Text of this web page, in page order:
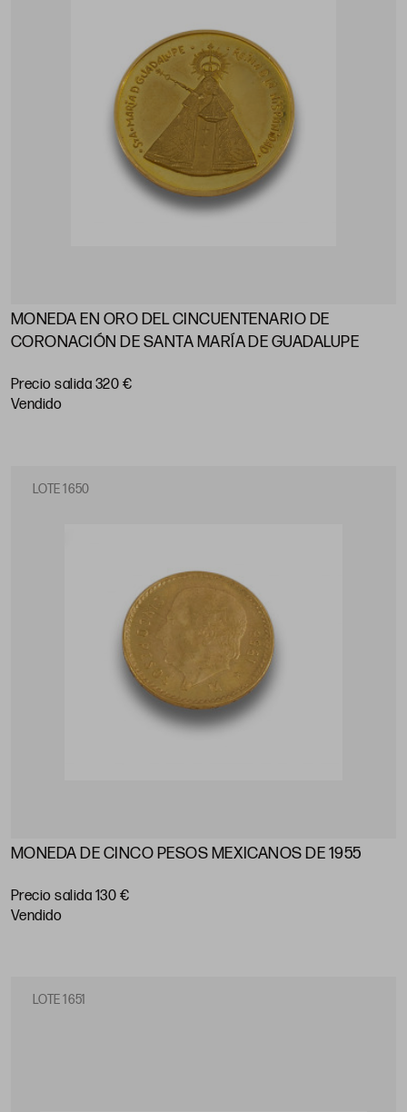
MONEDA EN ORO DEL CINCUENTENARIO DE
CORONACIÓN DE SANTA MARÍA DE GUADALUPE
Precio salida 320 €
vendido
LOTE 1650
MONEDA DE CINCO PESOS MEXICANOS DE 1955
Precio salida 130 €
vendido
LOTE 1651